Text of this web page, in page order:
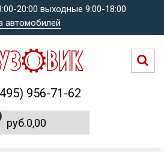
20:00 выходные 9:00-18:00
автомобилей
956-71-62
руб.0,00